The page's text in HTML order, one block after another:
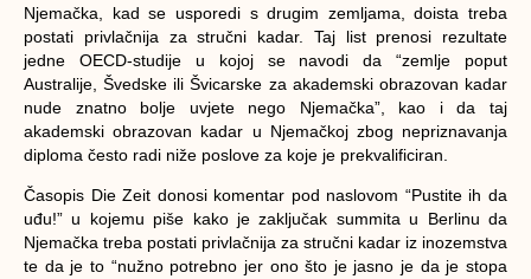
Njemačka, kad se usporedi s drugim zemljama, doista treba
postati privlačnija za stručni kadar. Taj list prenosi rezultate
jedne OECD-studije u kojoj se navodi da “zemlje poput
Australije, Švedske ili Švicarske za akademski obrazovan kadar
nude znatno bolje uvjete nego Njemačka”, kao i da taj
akademski obrazovan kadar u Njemačkoj zbog nepriznavanja
diploma često radi niže poslove za koje je prekvalificiran.
Časopis Die Zeit donosi komentar pod naslovom “Pustite ih da
uđu!” u kojemu piše kako je zaključak summita u Berlinu da
Njemačka treba postati privlačnija za stručni kadar iz inozemstva
te da je to “nužno potrebno jer ono što je jasno je da je stopa